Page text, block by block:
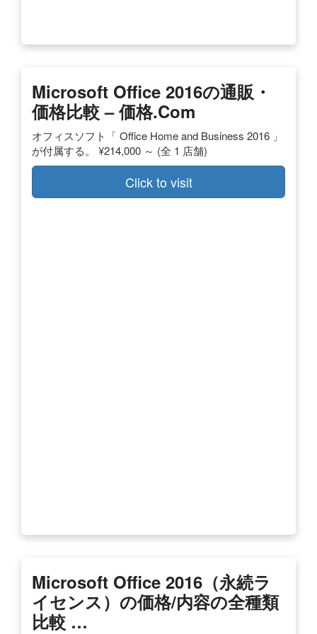
Microsoft Office 2016の通販・
価格比較 – 価格.com
オフィスソフト「 Office Home and Business 2016 」
が付属する。 ¥214,000 ～ (全 1 店舗)
Click to visit
Microsoft Office 2016（永続ラ
イセンス）の価格/内容の全種類
比較 …